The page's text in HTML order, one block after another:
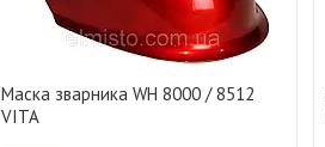
Маска зварника WH 8000 / 8512
VITA